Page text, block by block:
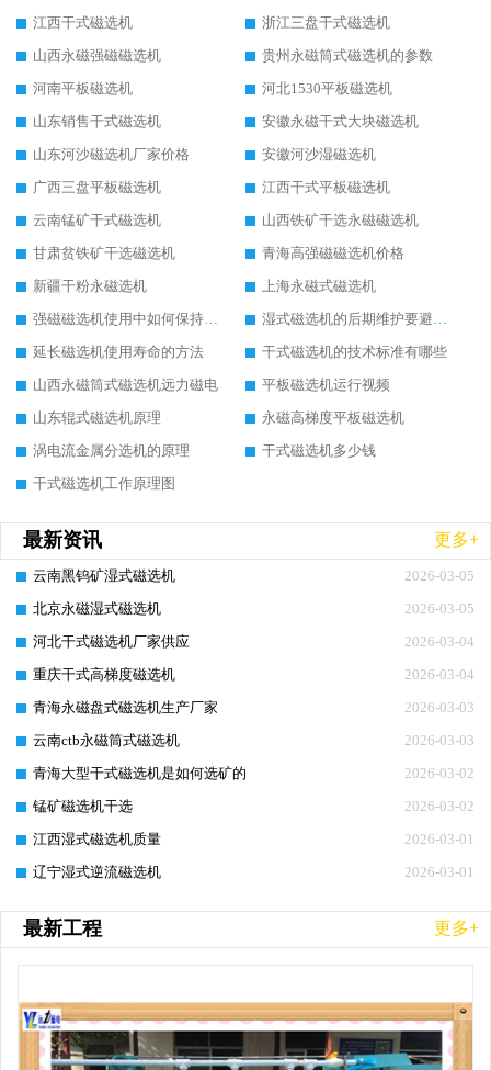
江西干式磁选机
浙江三盘干式磁选机
山西永磁强磁磁选机
贵州永磁筒式磁选机的参数
河南平板磁选机
河北1530平板磁选机
山东销售干式磁选机
安徽永磁干式大块磁选机
山东河沙磁选机厂家价格
安徽河沙湿磁选机
广西三盘平板磁选机
江西干式平板磁选机
云南锰矿干式磁选机
山西铁矿干选永磁磁选机
甘肃贫铁矿干选磁选机
青海高强磁磁选机价格
新疆干粉永磁选机
上海永磁式磁选机
强磁磁选机使用中如何保持其顺畅运行
湿式磁选机的后期维护要避开哪些坑
延长磁选机使用寿命的方法
干式磁选机的技术标准有哪些
山西永磁筒式磁选机远力磁电
平板磁选机运行视频
山东辊式磁选机原理
永磁高梯度平板磁选机
涡电流金属分选机的原理
干式磁选机多少钱
干式磁选机工作原理图
最新资讯 更多+
2026-03-05
云南黑钨矿湿式磁选机
2026-03-05
北京永磁湿式磁选机
2026-03-04
河北干式磁选机厂家供应
2026-03-04
重庆干式高梯度磁选机
2026-03-03
青海永磁盘式磁选机生产厂家
2026-03-03
云南ctb永磁筒式磁选机
2026-03-02
青海大型干式磁选机是如何选矿的
2026-03-02
锰矿磁选机干选
2026-03-01
江西湿式磁选机质量
2026-03-01
辽宁湿式逆流磁选机
最新工程 更多+